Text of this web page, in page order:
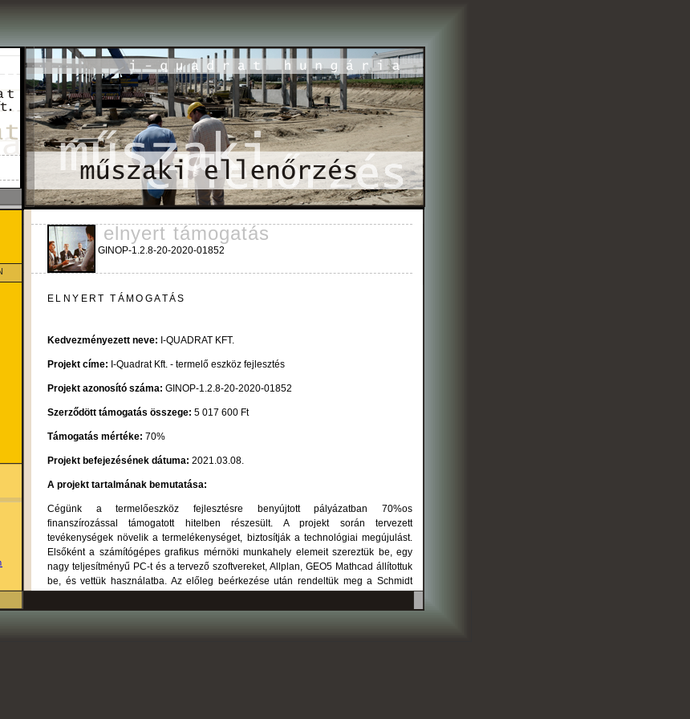
elnyert támogatás
GINOP-1.2.8-20-2020-01852
ELNYERT TÁMOGATÁS
Kedvezményezett neve: I-QUADRAT KFT.
Projekt címe: I-Quadrat Kft. - termelő eszköz fejlesztés
Projekt azonosító száma: GINOP-1.2.8-20-2020-01852
Szerződött támogatás összege: 5 017 600 Ft
Támogatás mértéke: 70%
Projekt befejezésének dátuma: 2021.03.08.
A projekt tartalmának bemutatása:
Cégünk a termelőeszköz fejlesztésre benyújtott pályázatban 70%os
finanszírozással támogatott hitelben részesült. A projekt során tervezett
tevékenységek növelik a termelékenységet, biztosítják a technológiai megújulást.
Elsőként a számítógépes grafikus mérnöki munkahely elemeit szereztük be, egy
nagy teljesítményű PC-t és a tervező szoftvereket, Allplan, GEO5 Mathcad állítottuk
be, és vettük használatba. Az előleg beérkezése után rendeltük meg a Schmidt
kalapács irodánk szakértői tevékenységéhez szükséges helyszíni szilárdságmérést